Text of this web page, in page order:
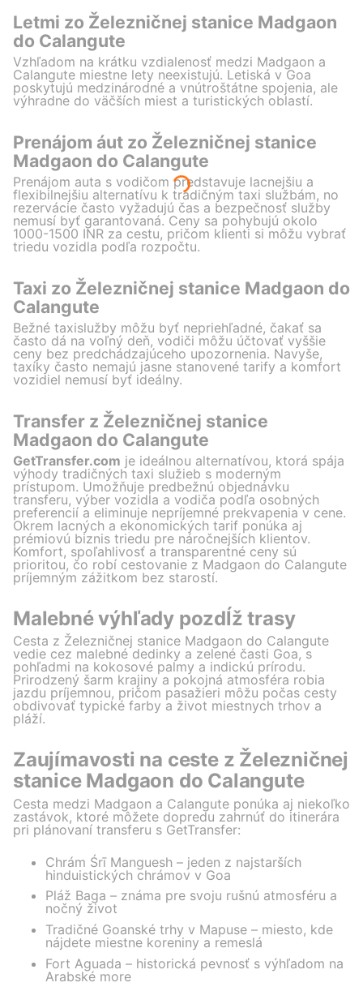
Letmi zo Železničnej stanice Madgaon
do Calangute
Vzhľadom na krátku vzdialenosť medzi Madgaon a
Calangute miestne lety neexistujú. Letiská v Goa
poskytujú medzinárodné a vnútroštátne spojenia, ale
výhradne do väčších miest a turistických oblastí.
Prenájom áut zo Železničnej stanice
Madgaon do Calangute
Prenájom auta s vodičom predstavuje lacnejšiu a
flexibilnejšiu alternatívu k tradičným taxi službám, no
rezervácie často vyžadujú čas a bezpečnosť služby
nemusí byť garantovaná. Ceny sa pohybujú okolo
1000-1500 INR za cestu, pričom klienti si môžu vybrať
triedu vozidla podľa rozpočtu.
Taxi zo Železničnej stanice Madgaon do
Calangute
Bežné taxislužby môžu byť nepriehľadné, čakať sa
často dá na voľný deň, vodiči môžu účtovať vyššie
ceny bez predchádzajúceho upozornenia. Navyše,
taxíky často nemajú jasne stanovené tarify a komfort
vozidiel nemusí byť ideálny.
Transfer z Železničnej stanice
Madgaon do Calangute
GetTransfer.com je ideálnou alternatívou, ktorá spája
výhody tradičných taxi služieb s moderným
prístupom. Umožňuje predbežnú objednávku
transferu, výber vozidla a vodiča podľa osobných
preferencií a eliminuje nepríjemné prekvapenia v cene.
Okrem lacných a ekonomických tarif ponúka aj
prémiovú biznis triedu pre náročnejších klientov.
Komfort, spoľahlivosť a transparentné ceny sú
prioritou, čo robí cestovanie z Madgaon do Calangute
príjemným zážitkom bez starostí.
Malebné výhľady pozdĺž trasy
Cesta z Železničnej stanice Madgaon do Calangute
vedie cez malebné dedinky a zelené časti Goa, s
pohľadmi na kokosové palmy a indickú prírodu.
Prirodzený šarm krajiny a pokojná atmosféra robia
jazdu príjemnou, pričom pasažieri môžu počas cesty
obdivovať typické farby a život miestnych trhov a
pláží.
Zaujímavosti na ceste z Železničnej
stanice Madgaon do Calangute
Cesta medzi Madgaon a Calangute ponúka aj niekoľko
zastávok, ktoré môžete dopredu zahrnúť do itinerára
pri plánovaní transferu s GetTransfer:
Chrám Śrī Manguesh – jeden z najstarších
hinduistických chrámov v Goa
Pláž Baga – známa pre svoju rušnú atmosféru a
nočný život
Tradičné Goanské trhy v Mapuse – miesto, kde
nájdete miestne koreniny a remeslá
Fort Aguada – historická pevnosť s výhľadom na
Arabské more